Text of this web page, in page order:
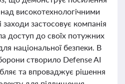
високотехнологічними
застосовує компанія
доступ до своїх потужних
національної безпеки. В
створило Defense AI
та впроваджує рішення